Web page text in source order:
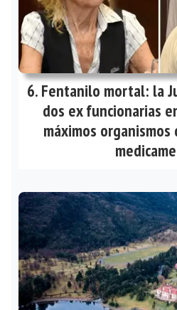
Fentanilo mortal: la
dos ex funcionarias
máximos